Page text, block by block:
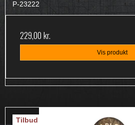
P-23222
229,00 kr.
Vis produkt
Tilbud